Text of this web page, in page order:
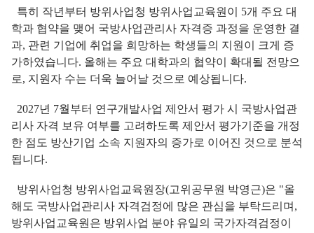
특히 작년부터 방위사업청 방위사업교육원이 5개 주요 대
학과 협약을 맺어 국방사업관리사 자격증 과정을 운영한 결
과, 관련 기업에 취업을 희망하는 학생들의 지원이 크게 증
가하였습니다. 올해는 주요 대학과의 협약이 확대될 전망으
로, 지원자 수는 더욱 늘어날 것으로 예상됩니다.
2027년 7월부터 연구개발사업 제안서 평가 시 국방사업관
리사 자격 보유 여부를 고려하도록 제안서 평가기준을 개정
한 점도 방산기업 소속 지원자의 증가로 이어진 것으로 분석
됩니다.
방위사업청 방위사업교육원장(고위공무원 박영근)은 "올
해도 국방사업관리사 자격검정에 많은 관심을 부탁드리며,
방위사업교육원은 방위사업 분야 유일의 국가자격검정이